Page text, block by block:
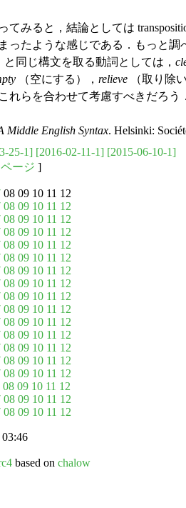
みると，結論としては
ったような感じである．もっと調
と同じ構文を取る動詞としては，
（空にする）， relieve （取り除
れらを合わせて考慮すべきだろう
Middle English Syntax. Helsinki:
25-1] [2016-02-11-1] [2015-06-10-1]
ージ ]
08 09 10 11 12
08 09 10 11 12
08 09 10 11 12
08 09 10 11 12
08 09 10 11 12
08 09 10 11 12
08 09 10 11 12
08 09 10 11 12
08 09 10 11 12
08 09 10 11 12
08 09 10 11 12
08 09 10 11 12
08 09 10 11 12
08 09 10 11 12
08 09 10 11 12
08 09 10 11 12
08 09 10 11 12
08 09 10 11 12
based on chalow